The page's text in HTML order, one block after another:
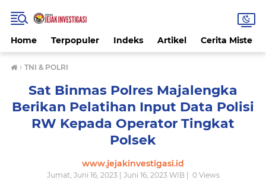
Home Terpopuler Indeks Artikel Cerita Misteri
› TNI & POLRI
Sat Binmas Polres Majalengka
Berikan Pelatihan Input Data Polisi
RW Kepada Operator Tingkat
Polsek
www.jejakinvestigasi.id
Jumat, Juni 16, 2023 | Juni 16, 2023 WIB | 0Views